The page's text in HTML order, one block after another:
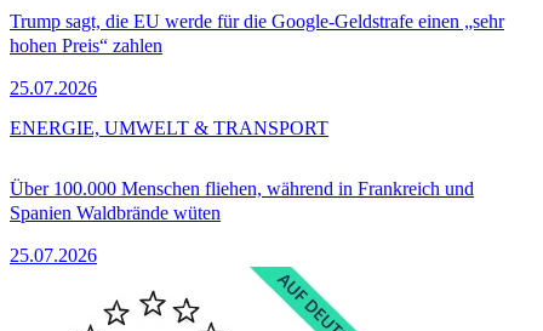
Trump sagt, die EU werde für die Google-Geldstrafe einen „sehr
hohen Preis“ zahlen
25.07.2026
Über 100.000 Menschen fliehen, während in Frankreich und
Spanien Waldbrände wüten
25.07.2026
ENERGIE, UMWELT & TRANSPORT